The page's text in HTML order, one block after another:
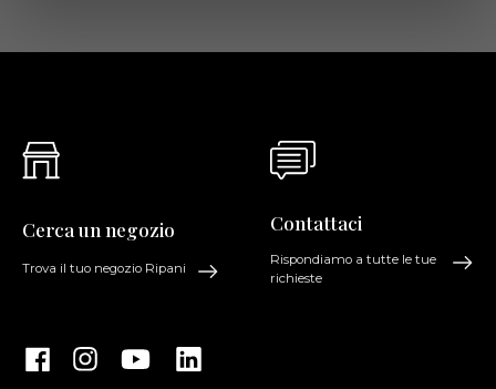
Cerca un negozio
Trova il tuo negozio Ripani
Contattaci
Rispondiamo a tutte le tue
richieste